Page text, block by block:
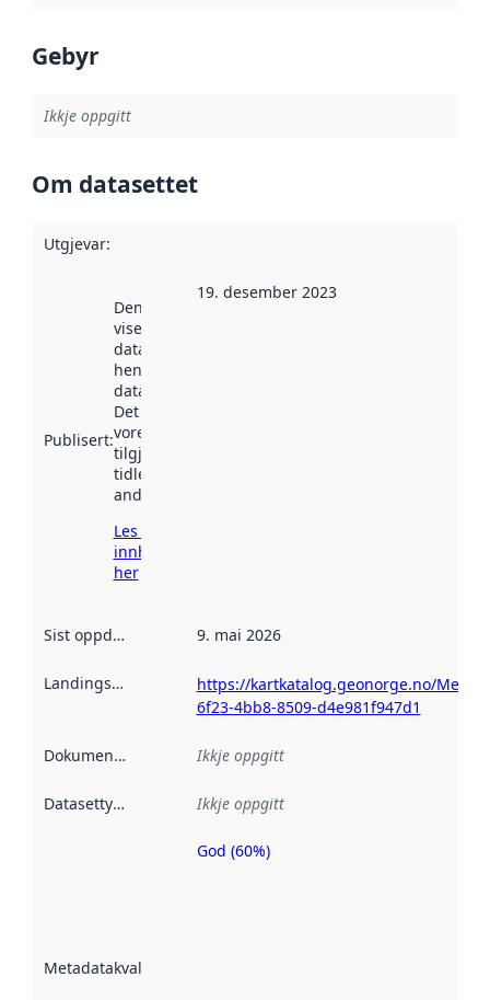
Gebyr
Ikkje oppgitt
Om datasettet
Utgjevar:
Publisert:
Denne datoen
viser når
datasettet vart
henta inn av
data.norge.no.
Det kan ha
vore
tilgjengeleg
tidlegare
andre stader.
Les meir om
innhenting
her
19. desember 2023
Sist oppdatert 9. mai 2026
Landingsside
https://kartkatalog.geonorge.no/
6f23-4bb8-8509-d4e981f947d1
Dokumentasjon Ikkje oppgitt
Datasettype Ikkje oppgitt
Metadatakvalitet
Metadatakvalitet
God (60%)